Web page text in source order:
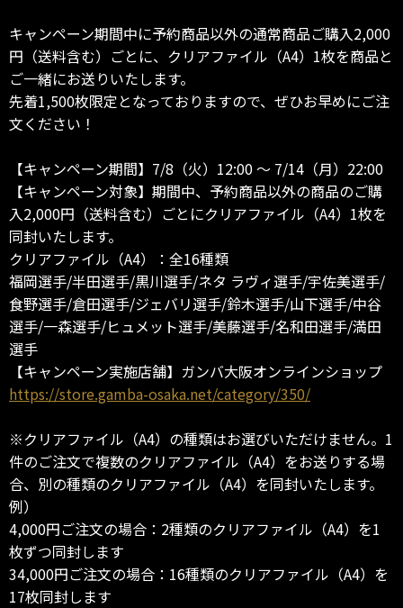
キャンペーン期間中に予約商品以外の通常商品ご購入2,000
円（送料含む）ごとに、クリアファイル（A4）1枚を商品と
ご一緒にお送りいたします。
先着1,500枚限定となっておりますので、ぜひお早めにご注
文ください！
【キャンペーン期間】7/8（火）12:00 ～ 7/14（月）22:00
【キャンペーン対象】期間中、予約商品以外の商品のご購
入2,000円（送料含む）ごとにクリアファイル（A4）1枚を
同封いたします。
クリアファイル（A4）：全16種類
福岡選手/半田選手/黒川選手/ネタ ラヴィ選手/宇佐美選手/
食野選手/倉田選手/ジェバリ選手/鈴木選手/山下選手/中谷
選手/一森選手/ヒュメット選手/美藤選手/名和田選手/満田
選手
【キャンペーン実施店舗】ガンバ大阪オンラインショップ
https://store.gamba-osaka.net/category/350/
※クリアファイル（A4）の種類はお選びいただけません。1
件のご注文で複数のクリアファイル（A4）をお送りする場
合、別の種類のクリアファイル（A4）を同封いたします。
例）
4,000円ご注文の場合：2種類のクリアファイル（A4）を1
枚ずつ同封します
34,000円ご注文の場合：16種類のクリアファイル（A4）を
17枚同封します